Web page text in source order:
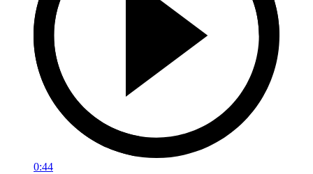
0:44